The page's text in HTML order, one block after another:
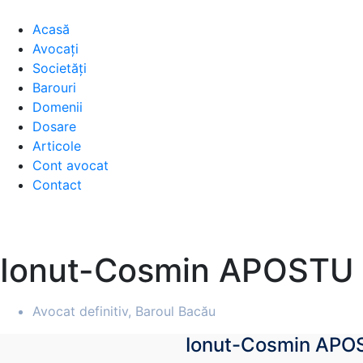
Acasă
Avocați
Societăți
Barouri
Domenii
Dosare
Articole
Cont avocat
Contact
Ionut-Cosmin APOSTU
Avocat definitiv, Baroul Bacău
Ionut-Cosmin